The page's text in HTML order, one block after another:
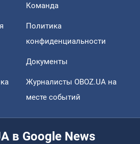
Команда
Политика
конфиденциальности
Документы
Журналисты OBOZ.UA на
месте событий
в Google News